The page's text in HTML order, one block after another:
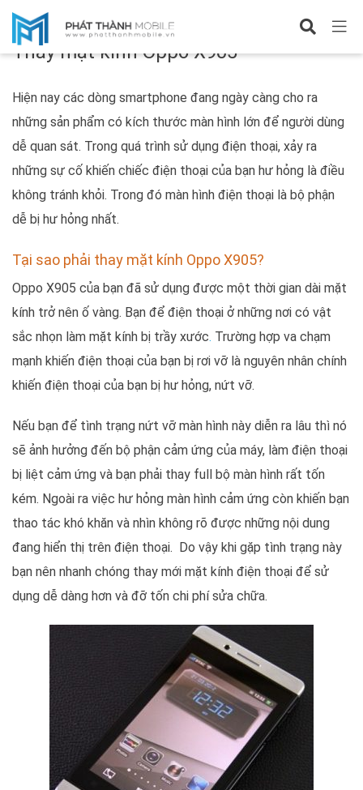
Sửa OPPO
Thay mặt kính Oppo X905
Hiện nay các dòng smartphone đang ngày càng cho ra
những sản phẩm có kích thước màn hình lớn để người dùng
dễ quan sát. Trong quá trình sử dụng điện thoại, xảy ra
những sự cố khiến chiếc điện thoại của bạn hư hỏng là điều
không tránh khỏi. Trong đó màn hình điện thoại là bộ phận
dễ bị hư hỏng nhất.
Tại sao phải thay mặt kính Oppo X905?
Oppo X905 của bạn đã sử dụng được một thời gian dài mặt
kính trở nên ố vàng. Bạn để điện thoại ở những nơi có vật
sắc nhọn làm mặt kính bị trầy xước. Trường hợp va chạm
mạnh khiến điện thoại của bạn bị rơi vỡ là nguyên nhân chính
khiến điện thoại của bạn bị hư hỏng, nứt vỡ.
Nếu bạn để tình trạng nứt vỡ màn hình này diễn ra lâu thì nó
sẽ ảnh hưởng đến bộ phận cảm ứng của máy, làm điện thoại
bị liệt cảm ứng và bạn phải thay full bộ màn hình rất tốn
kém. Ngoài ra việc hư hỏng màn hình cảm ứng còn khiến bạn
thao tác khó khăn và nhìn không rõ được những nội dung
đang hiển thị trên điện thoại. Do vậy khi gặp tình trạng này
bạn nên nhanh chóng thay mới mặt kính điện thoại để sử
dụng dễ dàng hơn và đỡ tốn chi phí sửa chữa.